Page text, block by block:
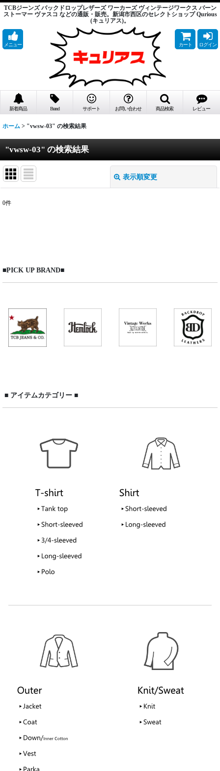
TCBジーンズ バックドロップレザーズ ワーカーズ ヴィンテージワークス バーン
ストーマー ヴァスコ などの通販・販売。新潟市西区のセレクトショップ Qurious
(キュリアス)。
メニュー カート ログイン
新着商品 Brand サポート お問い合わせ 商品検索 レビュー
ホーム > "vwsw-03" の検索結果
"vwsw-03" の検索結果
表示順変更
商品検索
0件
■PICK UP BRAND■
■ アイテムカテゴリー ■